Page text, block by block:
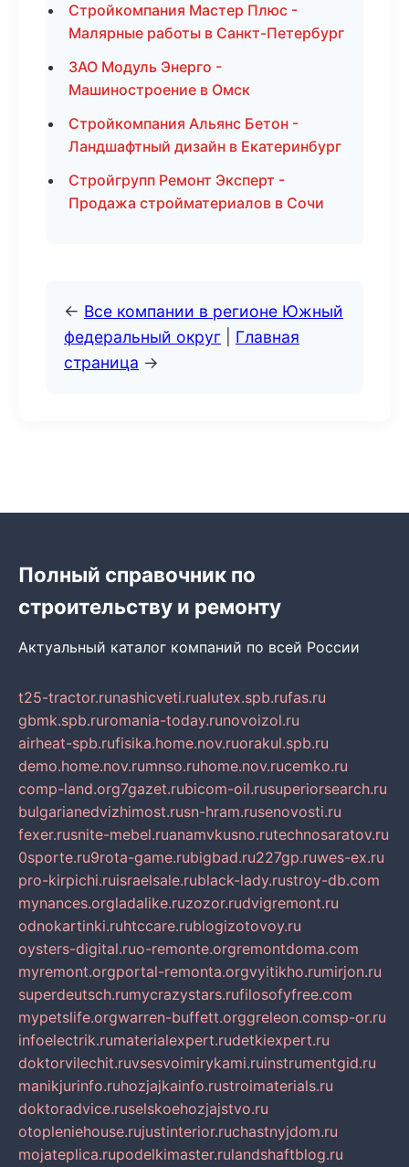
Стройкомпания Мастер Плюс -
Малярные работы в Санкт-Петербург
ЗАО Модуль Энерго -
Машиностроение в Омск
Стройкомпания Альянс Бетон -
Ландшафтный дизайн в Екатеринбург
Стройгрупп Ремонт Эксперт -
Продажа стройматериалов в Сочи
← Все компании в регионе Южный
федеральный округ
Главная
страница →
Полный справочник по
строительству и ремонту
Актуальный каталог компаний по всей России
t25-tractor.runashicveti.rualutex.spb.rufas.ru
gbmk.spb.ruromania-today.runovoizol.ru
airheat-spb.rufisika.home.nov.ruorakul.spb.ru
demo.home.nov.rumnso.ruhome.nov.rucemko.ru
comp-land.org7gazet.rubicom-oil.rusuperiorsearch.ru
bulgarianedvizhimost.rusn-hram.rusenovosti.ru
fexer.rusnite-mebel.ruanamvkusno.rutechnosaratov.ru
0sporte.ru9rota-game.rubigbad.ru227gp.ruwes-ex.ru
pro-kirpichi.ruisraelsale.rublack-lady.rustroy-db.com
mynances.orgladalike.ruzozor.rudvigremont.ru
odnokartinki.ruhtccare.rublogizotovoy.ru
oysters-digital.ruo-remonte.orgremontdoma.com
myremont.orgportal-remonta.orgvyitikho.rumirjon.ru
superdeutsch.rumycrazystars.rufilosofyfree.com
mypetslife.orgwarren-buffett.orggreleon.comsp-or.ru
infoelectrik.rumaterialexpert.rudetkiexpert.ru
doktorvilechit.ruvsesvoimirykami.ruinstrumentgid.ru
manikjurinfo.ruhozjajkainfo.rustroimaterials.ru
doktoradvice.ruselskoehozjajstvo.ru
otopleniehouse.rujustinterior.ruchastnyjdom.ru
mojateplica.rupodelkimaster.rulandshaftblog.ru